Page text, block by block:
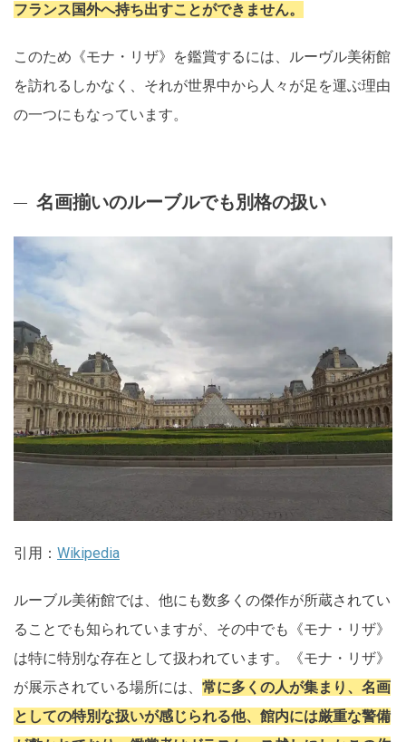
フランス国外へ持ち出すことができません。
このため《モナ・リザ》を鑑賞するには、ルーヴル美術館
を訪れるしかなく、それが世界中から人々が足を運ぶ理由
の一つにもなっています。
名画揃いのルーブルでも別格の扱い
引用： Wikipedia
ルーブル美術館では、他にも数多くの傑作が所蔵されてい
ることでも知られていますが、その中でも《モナ・リザ》
は特に特別な存在として扱われています。《モナ・リザ》
が展示されている場所には、 常に多くの人が集まり、名画
としての特別な扱いが感じられる他、館内には厳重な警備